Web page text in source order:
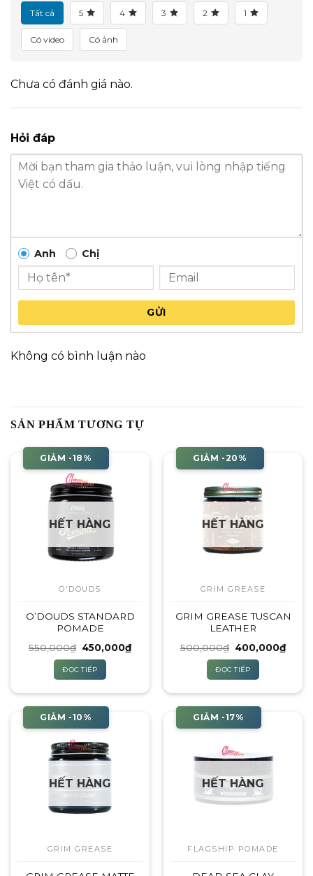
Tất cả 5 4 3 2 1
Có video Có ảnh
Chưa có đánh giá nào.
Hỏi đáp
Anh Chị
GỬI
Không có bình luận nào
SẢN PHẨM TƯƠNG TỰ
GIẢM -18%
HẾT HÀNG
O'DOUDS
O’DOUDS STANDARD
POMADE
550,000₫ Giá
là:
550,000₫.
450,000₫Giá
hiện
ĐỌC TIẾP
GIẢM -20%
HẾT HÀNG
GRIM GREASE
GRIM GREASE TUSCAN
LEATHER
500,000₫ Giá
là:
500,000₫.
400,000₫Giá
hiện
ĐỌC TIẾP
GIẢM -10%
HẾT HÀNG
GRIM GREASE
GIẢM -17%
HẾT HÀNG
FLAGSHIP POMADE